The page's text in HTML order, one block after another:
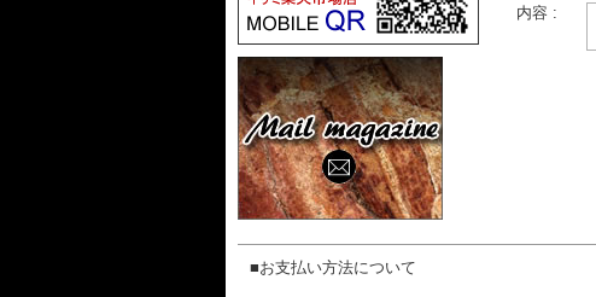
内容 :
■お支払い方法について